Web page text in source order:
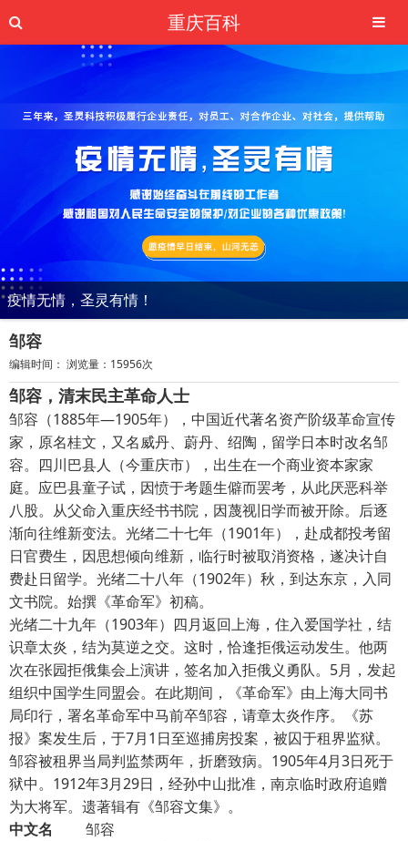
重庆百科
疫情无情，圣灵有情！
邹容
编辑时间： 浏览量：15956次
邹容，清末民主革命人士
邹容（1885年—1905年），中国近代著名资产阶级革命宣传
家，原名桂文，又名威丹、蔚丹、绍陶，留学日本时改名邹
容。四川巴县人（今重庆市），出生在一个商业资本家家
庭。应巴县童子试，因愤于考题生僻而罢考，从此厌恶科举
八股。从父命入重庆经书书院，因蔑视旧学而被开除。后逐
渐向往维新变法。光绪二十七年（1901年），赴成都投考留
日官费生，因思想倾向维新，临行时被取消资格，遂决计自
费赴日留学。光绪二十八年（1902年）秋，到达东京，入同
文书院。始撰《革命军》初稿。
光绪二十九年（1903年）四月返回上海，住入爱国学社，结
识章太炎，结为莫逆之交。这时，恰逢拒俄运动发生。他两
次在张园拒俄集会上演讲，签名加入拒俄义勇队。5月，发起
组织中国学生同盟会。在此期间，《革命军》由上海大同书
局印行，署名革命军中马前卒邹容，请章太炎作序。《苏
报》案发生后，于7月1日至巡捕房投案，被囚于租界监狱。
邹容被租界当局判监禁两年，折磨致病。1905年4月3日死于
狱中。1912年3月29日，经孙中山批准，南京临时政府追赠
为大将军。遗著辑有《邹容文集》。
中文名 邹容